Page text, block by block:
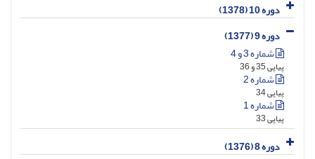
دوره 10 (1378)
دوره 9 (1377)
شماره 3 و 4
پیاپی 35 و 36
شماره 2
پیاپی 34
شماره 1
پیاپی 33
دوره 8 (1376)